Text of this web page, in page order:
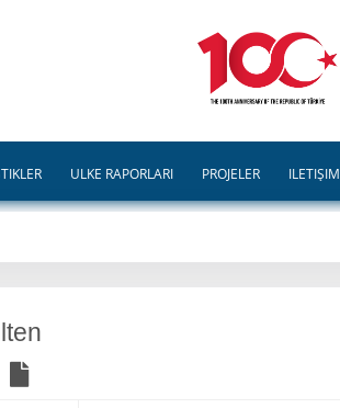
ÜLKE RAPORLARI PROJELER İLETİŞİM